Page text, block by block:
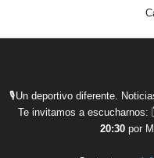
🎙Un deportivo diferente.
Te invitamos a escucharnos:
20:30 por